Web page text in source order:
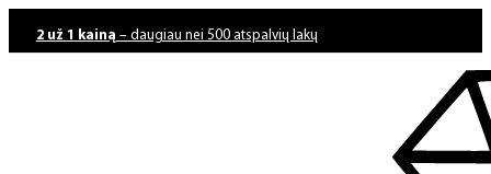
2 už 1 kainą – daugiau nei 500 atspalvių lakų